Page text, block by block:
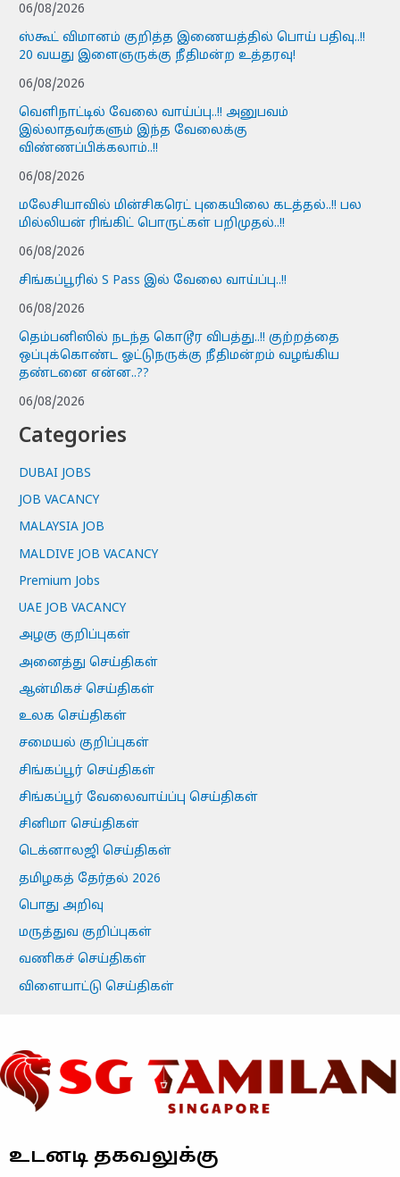
06/08/2026
ஸ்கூட் விமானம் குறித்த இணையத்தில் பொய் பதிவு..!!
20 வயது இளைஞருக்கு நீதிமன்ற உத்தரவு!
06/08/2026
வெளிநாட்டில் வேலை வாய்ப்பு..!! அனுபவம்
இல்லாதவர்களும் இந்த வேலைக்கு
விண்ணப்பிக்கலாம்..!!
06/08/2026
மலேசியாவில் மின்சிகரெட் புகையிலை கடத்தல்..!! பல
மில்லியன் ரிங்கிட் பொருட்கள் பறிமுதல்..!!
06/08/2026
சிங்கப்பூரில் S Pass இல் வேலை வாய்ப்பு..!!
06/08/2026
தெம்பனிஸில் நடந்த கொடூர விபத்து..!! குற்றத்தை
ஒப்புக்கொண்ட ஓட்டுநருக்கு நீதிமன்றம் வழங்கிய
தண்டனை என்ன..??
06/08/2026
Categories
DUBAI JOBS
JOB VACANCY
MALAYSIA JOB
MALDIVE JOB VACANCY
Premium Jobs
UAE JOB VACANCY
அழகு குறிப்புகள்
அனைத்து செய்திகள்
ஆன்மிகச் செய்திகள்
உலக செய்திகள்
சமையல் குறிப்புகள்
சிங்கப்பூர் செய்திகள்
சிங்கப்பூர் வேலைவாய்ப்பு செய்திகள்
சினிமா செய்திகள்
டெக்னாலஜி செய்திகள்
தமிழகத் தேர்தல் 2026
பொது அறிவு
மருத்துவ குறிப்புகள்
வணிகச் செய்திகள்
விளையாட்டு செய்திகள்
உடனடி தகவலுக்கு